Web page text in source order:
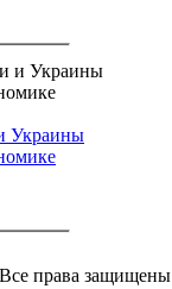
Украины
права защищены